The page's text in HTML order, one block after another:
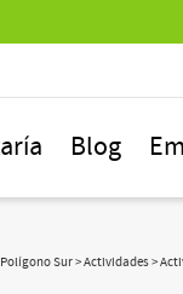
Blog
Polígono Sur>Actividades>